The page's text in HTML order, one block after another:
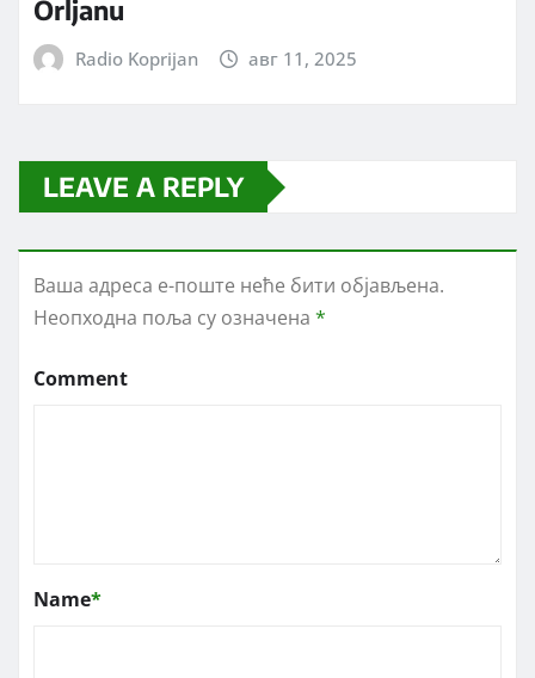
Orljanu
Radio Koprijan авг 11, 2025
LEAVE A REPLY
Ваша адреса е-поште неће бити објављена.
Неопходна поља су означена *
Comment
Name*